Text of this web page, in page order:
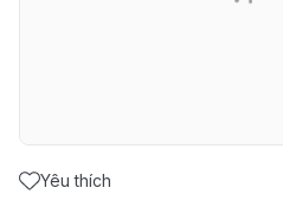
Yêu thích